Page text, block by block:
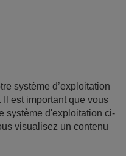
système d’exploitation
Il est important que vous
système d'exploitation ci-
visualisez un contenu